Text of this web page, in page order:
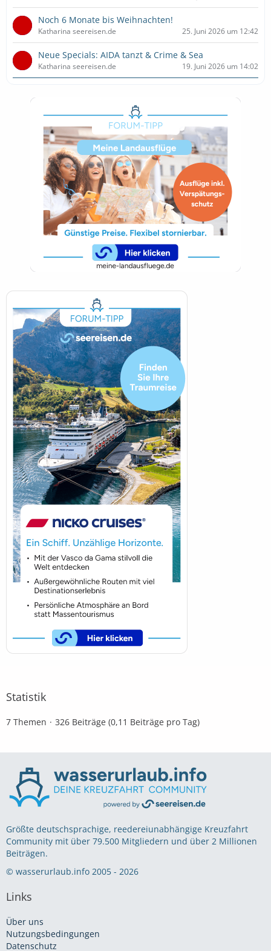
Noch 6 Monate bis Weihnachten!
Katharina seereisen.de 25. Juni 2026 um 12:42
Neue Specials: AIDA tanzt & Crime & Sea
Katharina seereisen.de 19. Juni 2026 um 14:02
Statistik
7 Themen 326 Beiträge (0,11 Beiträge pro Tag)
Größte deutschsprachige, reedereiunabhängige Kreuzfahrt
Community mit über 79.500 Mitgliedern und über 2 Millionen
Beiträgen.
© wasserurlaub.info 2005 - 2026
Links
Über uns
Nutzungsbedingungen
Datenschutz